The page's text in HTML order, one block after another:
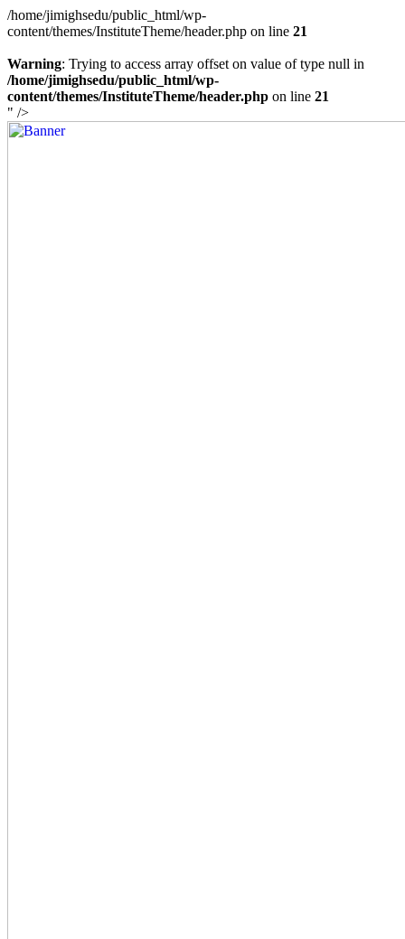
/home/jimighsedu/public_html/wp-
content/themes/InstituteTheme/header.php on line 21
Warning: Trying to access array offset on value of type null in
/home/jimighsedu/public_html/wp-
content/themes/InstituteTheme/header.php on line 21
" />